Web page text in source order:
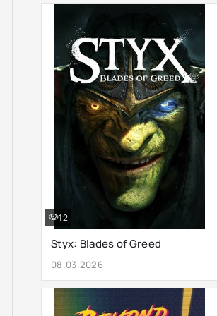
Styx: Blades of Greed
08.03.2026
12